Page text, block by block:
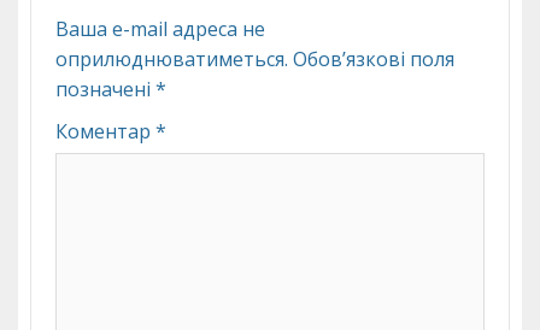
Ваша e-mail адреса не
оприлюднюватиметься. Обов’язкові поля
позначені *
Коментар *